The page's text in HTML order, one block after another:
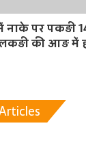
नाके पर पकड़ी
की आड़ में